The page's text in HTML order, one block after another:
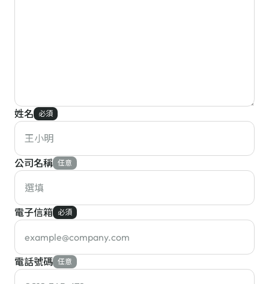
姓名 必須
公司名稱 任意
電子信箱 必須
電話號碼 任意